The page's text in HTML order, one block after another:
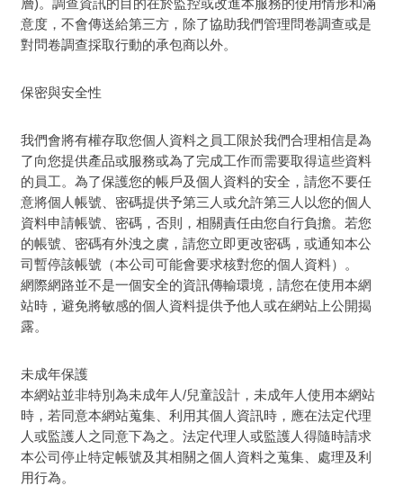
層)。調查資訊的目的在於監控或改進本服務的使用情形和滿
意度，不會傳送給第三方，除了協助我們管理問卷調查或是
對問卷調查採取行動的承包商以外。
保密與安全性
我們會將有權存取您個人資料之員工限於我們合理相信是為
了向您提供產品或服務或為了完成工作而需要取得這些資料
的員工。為了保護您的帳戶及個人資料的安全，請您不要任
意將個人帳號、密碼提供予第三人或允許第三人以您的個人
資料申請帳號、密碼，否則，相關責任由您自行負擔。若您
的帳號、密碼有外洩之虞，請您立即更改密碼，或通知本公
司暫停該帳號（本公司可能會要求核對您的個人資料）。
網際網路並不是一個安全的資訊傳輸環境，請您在使用本網
站時，避免將敏感的個人資料提供予他人或在網站上公開揭
露。
未成年保護
本網站並非特別為未成年人/兒童設計，未成年人使用本網站
時，若同意本網站蒐集、利用其個人資訊時，應在法定代理
人或監護人之同意下為之。法定代理人或監護人得隨時請求
本公司停止特定帳號及其相關之個人資料之蒐集、處理及利
用行為。